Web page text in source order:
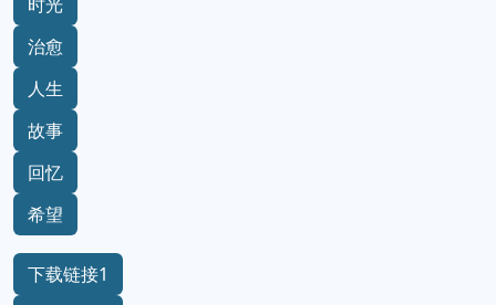
治愈
人生
故事
回忆
希望
下载链接1